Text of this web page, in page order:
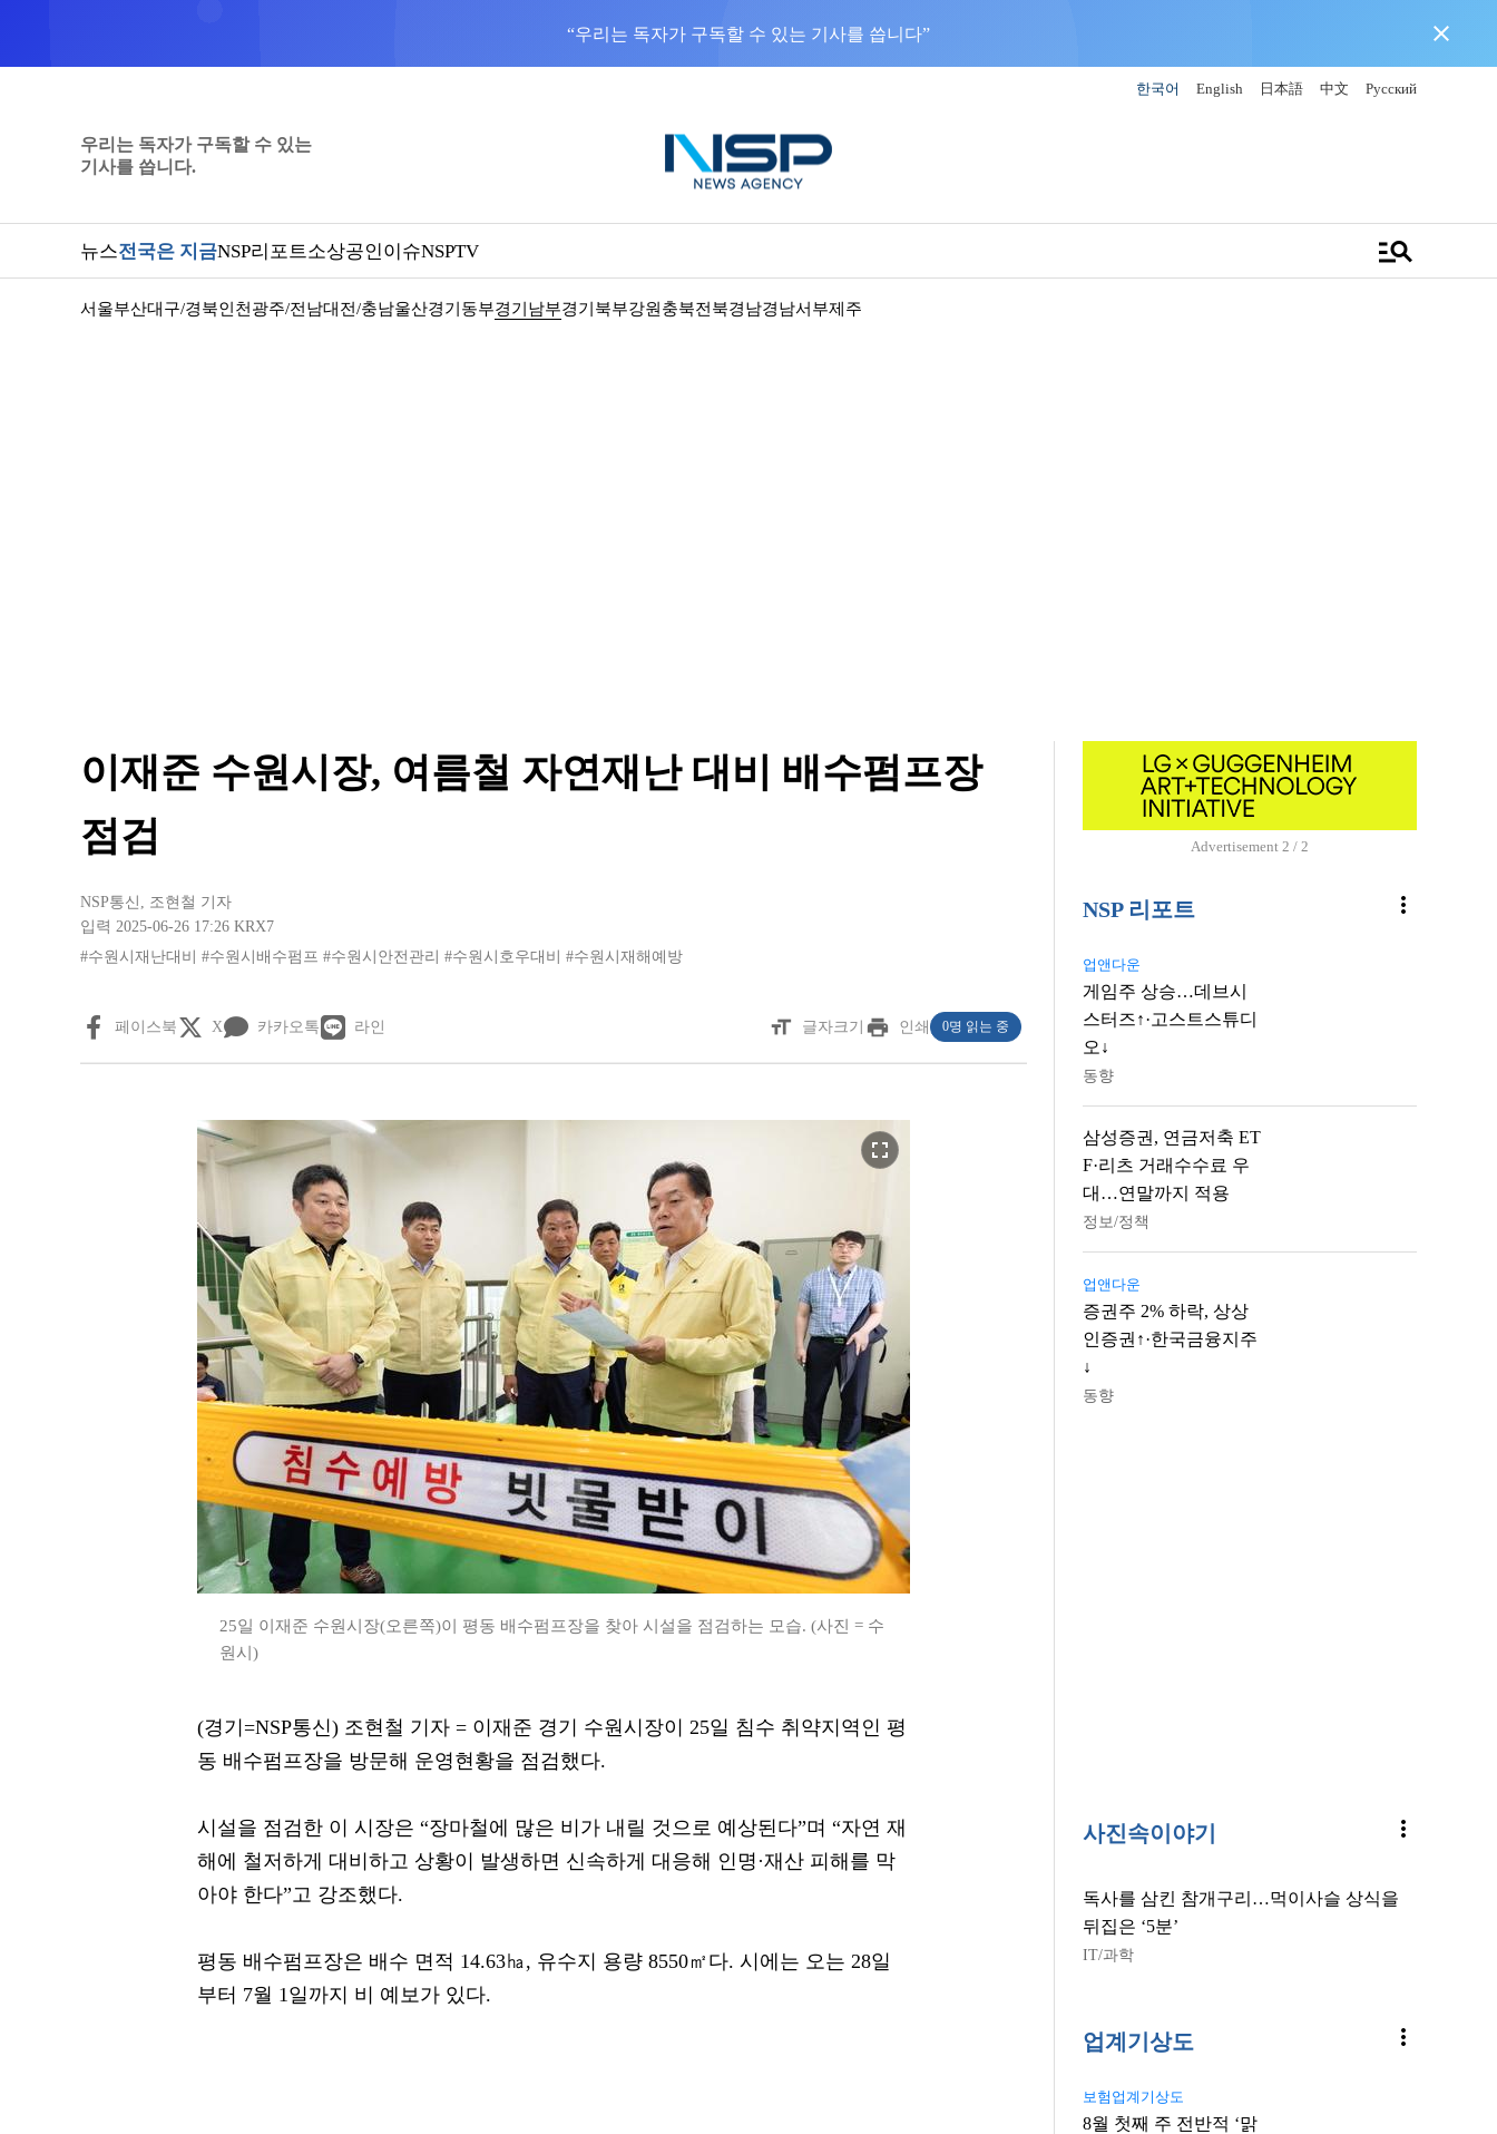
“우리는 독자가 구독할 수 있는 기사를 씁니다” close
한국어 English 日本語 中文 Русский
우리는 독자가 구독할 수 있는
기사를 씁니다.
뉴스전국은 지금NSP리포트소상공인이슈NSPTV manage_search
서울부산대구/경북인천 광주/전남대전/충남울산경기동부경기남부경기북부강원 충북전북경남경남서부제주
이재준 수원시장, 여름철 자연재난 대비 배수펌프장
점검
NSP통신 , 조현철 기자
입력 2025-06-26 17:26 KRX7
#수원시재난대비
#수원시배수펌프 #수원시안전관리 #수원시호우대비 #수원시재해예방
페이스북 X 카카오톡 라인 format_size 글자크기 print 인쇄 0명 읽는 중
fullscreen
25일 이재준 수원시장(오른쪽)이 평동 배수펌프장을 찾아 시설을 점검하는 모습. (사진 = 수
원시)
(경기=NSP통신) 조현철 기자 = 이재준 경기 수원시장이 25일 침수 취약지역인 평
동 배수펌프장을 방문해 운영현황을 점검했다.
시설을 점검한 이 시장은 “장마철에 많은 비가 내릴 것으로 예상된다”며 “자연 재
해에 철저하게 대비하고 상황이 발생하면 신속하게 대응해 인명·재산 피해를 막
아야 한다”고 강조했다.
평동 배수펌프장은 배수 면적 14.63㏊, 유수지 용량 8550㎡다. 시에는 오는 28일
부터 7월 1일까지 비 예보가 있다.
Advertisement 2 / 2
NSP 리포트 more_vert
업앤다운
게임주 상승…데브시
스터즈↑·고스트스튜디
오↓
동향
삼성증권, 연금저축 ET
F·리츠 거래수수료 우
대…연말까지 적용
정보/정책
업앤다운
증권주 2% 하락, 상상
인증권↑·한국금융지주
↓
동향
사진속이야기 more_vert
독사를 삼킨 참개구리…먹이사슬 상식을
뒤집은 ‘5분’
IT/과학
업계기상도 more_vert
보험업계기상도
8월 첫째 주 전반적 ‘맑